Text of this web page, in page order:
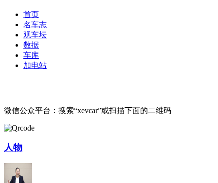
首页
名车志
观车坛
数据
车库
加电站
微信公众平台：搜索“xevcar”或扫描下面的二维码
人物